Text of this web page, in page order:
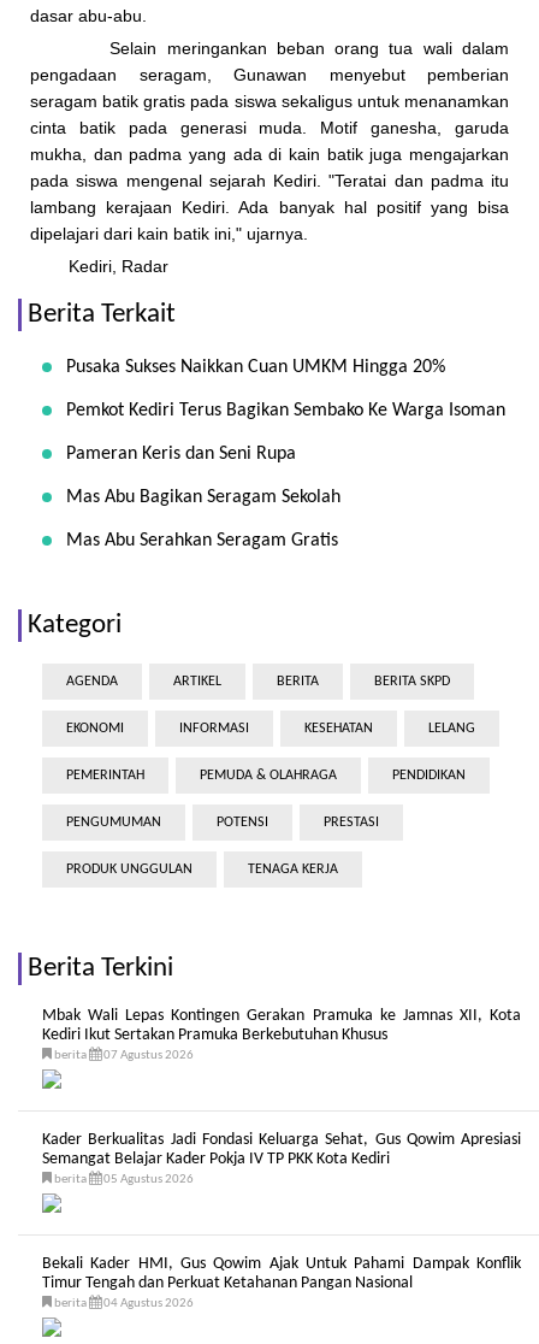
dasar abu-abu.
Selain meringankan beban orang tua wali dalam
pengadaan seragam, Gunawan menyebut pemberian
seragam batik gratis pada siswa sekaligus untuk menanamkan
cinta batik pada generasi muda. Motif ganesha, garuda
mukha, dan padma yang ada di kain batik juga mengajarkan
pada siswa mengenal sejarah Kediri. "Teratai dan padma itu
lambang kerajaan Kediri. Ada banyak hal positif yang bisa
dipelajari dari kain batik ini," ujarnya.
Kediri, Radar
Berita Terkait
Pusaka Sukses Naikkan Cuan UMKM Hingga 20%
Pemkot Kediri Terus Bagikan Sembako Ke Warga Isoman
Pameran Keris dan Seni Rupa
Mas Abu Bagikan Seragam Sekolah
Mas Abu Serahkan Seragam Gratis
Kategori
AGENDA ARTIKEL BERITA BERITA SKPD
EKONOMI INFORMASI KESEHATAN LELANG
PEMERINTAH PEMUDA & OLAHRAGA PENDIDIKAN
PENGUMUMAN POTENSI PRESTASI
PRODUK UNGGULAN TENAGA KERJA
Berita Terkini
Mbak Wali Lepas Kontingen Gerakan Pramuka ke Jamnas XII, Kota
Kediri Ikut Sertakan Pramuka Berkebutuhan Khusus
berita 07 Agustus 2026
Kader Berkualitas Jadi Fondasi Keluarga Sehat, Gus Qowim Apresiasi
Semangat Belajar Kader Pokja IV TP PKK Kota Kediri
berita 05 Agustus 2026
Bekali Kader HMI, Gus Qowim Ajak Untuk Pahami Dampak Konflik
Timur Tengah dan Perkuat Ketahanan Pangan Nasional
berita 04 Agustus 2026